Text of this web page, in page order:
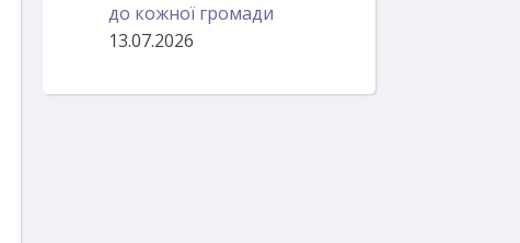
до кожної громади
13.07.2026